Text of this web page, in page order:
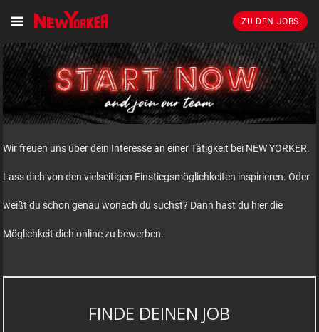
ZU DEN JOBS
Wir freuen uns über dein Interesse an einer Tätigkeit bei NEW YORKER.
Lass dich von den vielseitigen Einstiegsmöglichkeiten inspirieren. Oder
weißt du schon genau wonach du suchst? Dann hast du hier die
Möglichkeit dich online zu bewerben.
FINDE DEINEN JOB